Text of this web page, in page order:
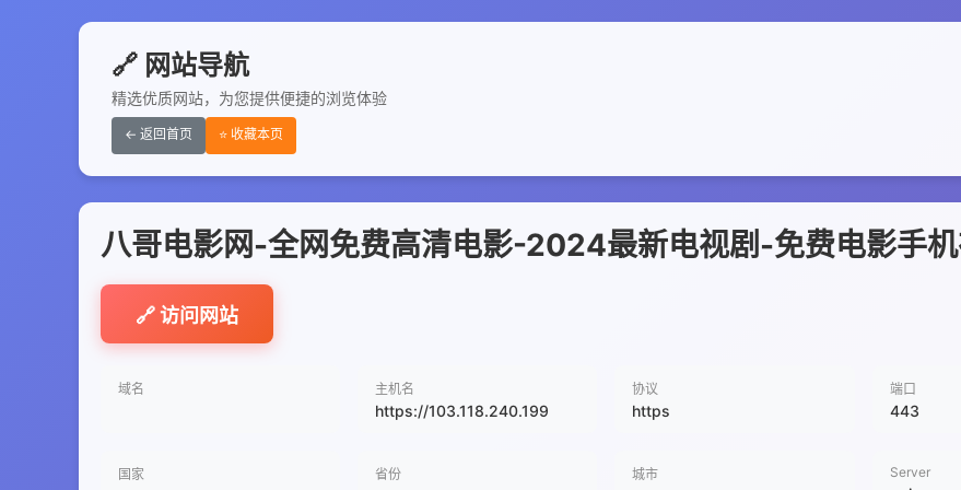
🔗 网站导航
精选优质网站，为您提供便捷的浏览体验
← 返回首页 ⭐ 收藏本页
八哥电影网-全网免费高清电影-2024最新电视剧-免费电影手
🔗 访问网站
域名 主机名
https://103.118.240.199
协议
https
端口
443
国家 省份 城市 Server